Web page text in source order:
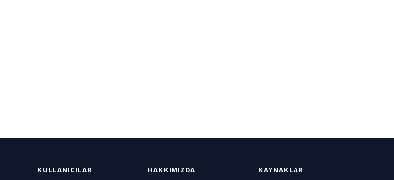
KULLANICILAR HAKKIMIZDA KAYNAKLAR